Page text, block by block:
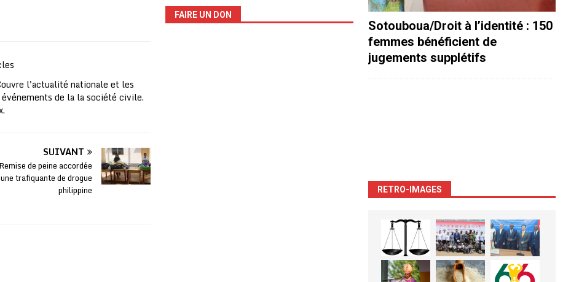
l'actualité nationale et les
de la la société civile.
SUIVANT
de peine accordée
trafiquante de drogue
philippine
FAIRE UN DON
Sotouboua/Droit à l’identité : 150
femmes bénéficient de
jugements supplétifs
RETRO-IMAGES